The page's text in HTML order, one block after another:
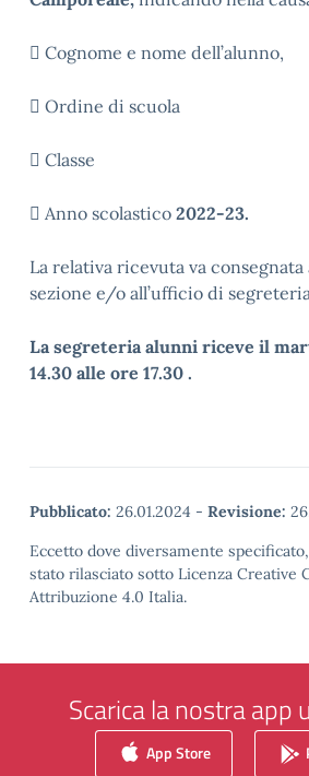
 Cognome e nome dell’alunno,
 Ordine di scuola
 Classe
 Anno scolastico 2022-23.
La relativa ricevuta va
sezione e/o all’ufficio di
La segreteria alunni riceve il
14.30 alle ore 17.30 .
Pubblicato: 26.01.2024 - Revisione:
Eccetto dove diversamente
stato rilasciato sotto Licenza Creative
Attribuzione 4.0 Italia.
Scarica la nostra app
App Store